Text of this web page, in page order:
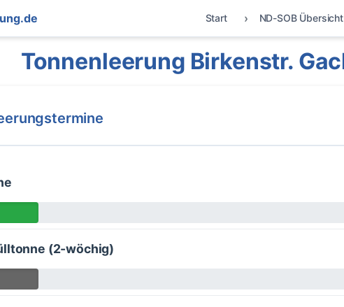
Start ND-SOB Übersicht
Tonnenleerung Birkenstr.
(2-wöchig)